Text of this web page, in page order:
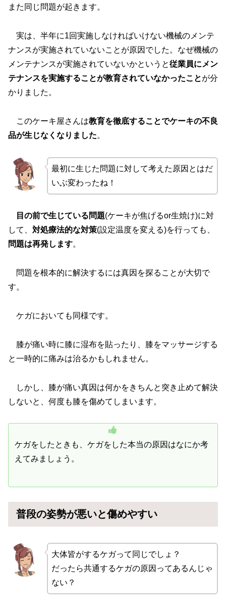
また同じ問題が起きます。
実は、半年に1回実施しなければいけない機械のメンテ
ナンスが実施されていないことが原因でした。なぜ機械の
メンテナンスが実施されていないかというと従業員にメン
テナンスを実施することが教育されていなかったことが分
かりました。
このケーキ屋さんは教育を徹底することでケーキの不良
品が生じなくなりました。
最初に生じた問題に対して考えた原因とはだ
いぶ変わったね！
目の前で生じている問題(ケーキが焦げるor生焼け)に対
して、 対処療法的な対策(設定温度を変える)を行っても、
問題は再発します。
問題を根本的に解決するには真因を探ることが大切で
す。
ケガにおいても同様です。
膝が痛い時に膝に湿布を貼ったり、膝をマッサージする
と一時的に痛みは治るかもしれません。
しかし、膝が痛い真因は何かをきちんと突き止めて解決
しないと、何度も膝を傷めてしまいます。
ケガをしたときも、ケガをした本当の原因はなにか考
えてみましょう。
普段の姿勢が悪いと傷めやすい
大体皆がするケガって同じでしょ？
だったら共通するケガの原因ってあるんじゃ
ない？